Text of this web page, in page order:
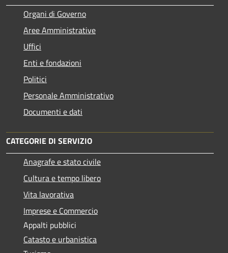
Organi di Governo
Aree Amministrative
Uffici
Enti e fondazioni
Politici
Personale Amministrativo
Documenti e dati
CATEGORIE DI SERVIZIO
Anagrafe e stato civile
Cultura e tempo libero
Vita lavorativa
Imprese e Commercio
Appalti pubblici
Catasto e urbanistica